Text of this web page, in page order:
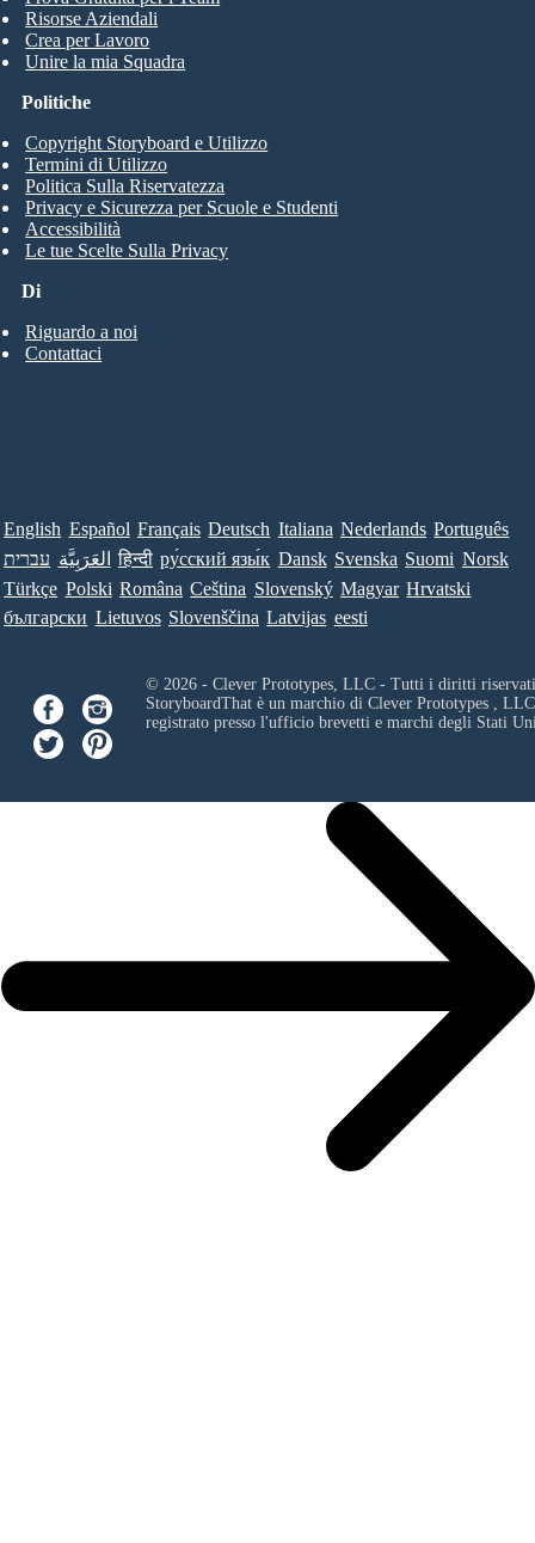
Risorse Aziendali
Crea per Lavoro
Unire la mia Squadra
Di
Riguardo a noi
Contattaci
Politiche
Copyright Storyboard e Utilizzo
Termini di Utilizzo
Politica Sulla Riservatezza
Privacy e Sicurezza per Scuole e Studenti
Accessibilità
Le tue Scelte Sulla Privacy
English Español Français Deutsch Italiana Nederlands Português
עברית العَرَبِيَّة हिन्दी ру́сский язы́к Dansk Svenska Suomi Norsk
Türkçe Polski Româna Ceština Slovenský Magyar Hrvatski
български Lietuvos Slovenščina Latvijas eesti
© 2026 - Clever Prototypes, LLC - Tutti i diritti
StoryboardThat è un marchio di Clever Prototypes , LLC
registrato presso l'ufficio brevetti e marchi degli Stati